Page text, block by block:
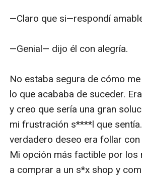
—Claro que si—respondí
—Genial— dijo él con alegría.
No estaba segura de cómo
lo que acababa de suceder.
y creo que sería una gran
mi frustración s****l que
verdadero deseo era follar
Mi opción más factible por los
a comprar a un s*x shop y